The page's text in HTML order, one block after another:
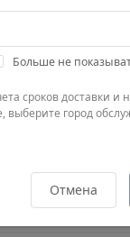
Больше не
сроков доставки и
выберите город
Отмена